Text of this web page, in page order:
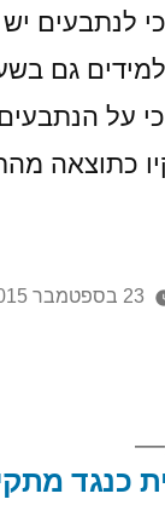
לנתבעים יש
גם
על
כתוצאה
23 בספטמבר 2015
כנגד